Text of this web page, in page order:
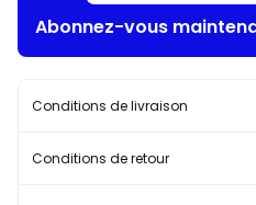
Abonnez-vous
Conditions de livraison
Conditions de retour